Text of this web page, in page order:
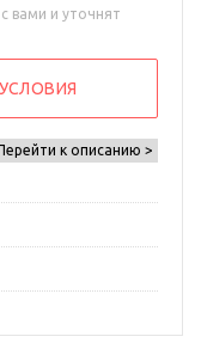
к описанию >
вами и уточнят